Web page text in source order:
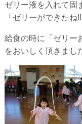
ゼリー液を入れて固
「ゼリーができたね
給食の時に「ゼリー
をおいしく頂きまし